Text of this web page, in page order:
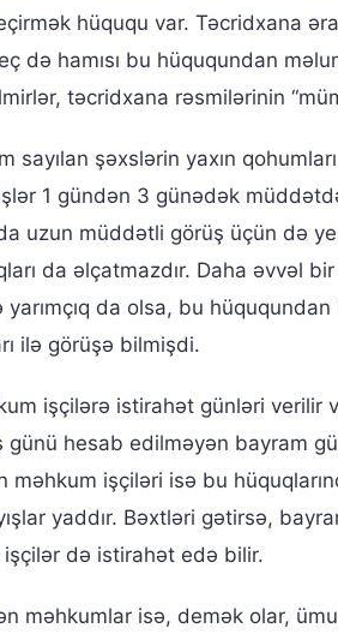
hüququ var. Təcridxana
də hamısı bu hüququndan
təcridxana rəsmilərinin
sayılan şəxslərin yaxın
1 gündən 3 günədək
uzun müddətli görüş üçün də
da əlçatmazdır. Daha əvvəl
da olsa, bu
ilə görüşə bilmişdi.
işçilərə istirahət günləri
günü hesab edilməyən bayram
məhkum işçiləri isə bu
yaddır. Bəxtləri gətirsə,
də istirahət edə bilir.
məhkumlar isə, demək olar,